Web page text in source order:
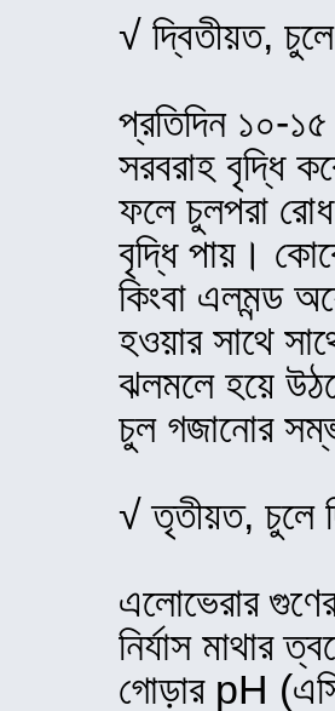
√ দ্বিতীয়ত,
প্রতিদিন ১০-
সরবরাহ বৃদ্ধি
ফলে চুলপরা
বৃদ্ধি পায়।
কিংবা এলমন্ড
হওয়ার সাথে
ঝলমলে হয়ে
চুল গজানোর
√ তৃতীয়ত, চুলে
এলোভেরার
নির্যাস মাথার
গোড়ার pH